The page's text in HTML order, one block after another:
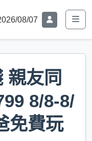
08/07
親友同
8/8-8/
免費玩